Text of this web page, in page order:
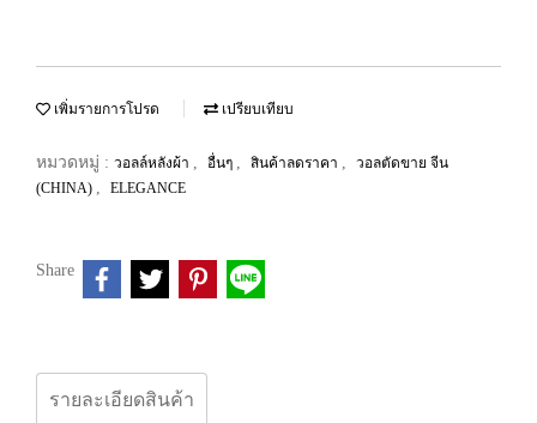
เพิ่มรายการโปรด เปรียบเทียบ
หมวดหมู่ : วอลล์หลังผ้า , อื่นๆ , สินค้าลดราคา ,
วอลตัดขาย จีน
(CHINA) , ELEGANCE
Share
รายละเอียดสินค้า